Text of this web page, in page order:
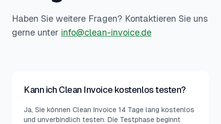
Haben Sie weitere Fragen? Kontaktieren Sie uns
gerne unter info@clean-invoice.de
Kann ich Clean Invoice kostenlos testen?
Ja, Sie können Clean Invoice 14 Tage lang kostenlos
und unverbindlich testen. Die Testphase beginnt